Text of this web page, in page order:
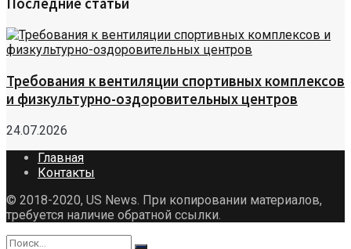
Последние статьи
Требования к вентиляции спортивных комплексов
и физкультурно-оздоровительных центров
24.07.2026
Главная
Контакты
© 2018-2020, US News. При копировании материалов,
требуется наличие обратной ссылки.